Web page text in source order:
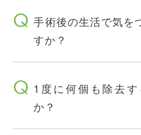
手術後の生活で気を
すか？
1度に何個も除去
か？